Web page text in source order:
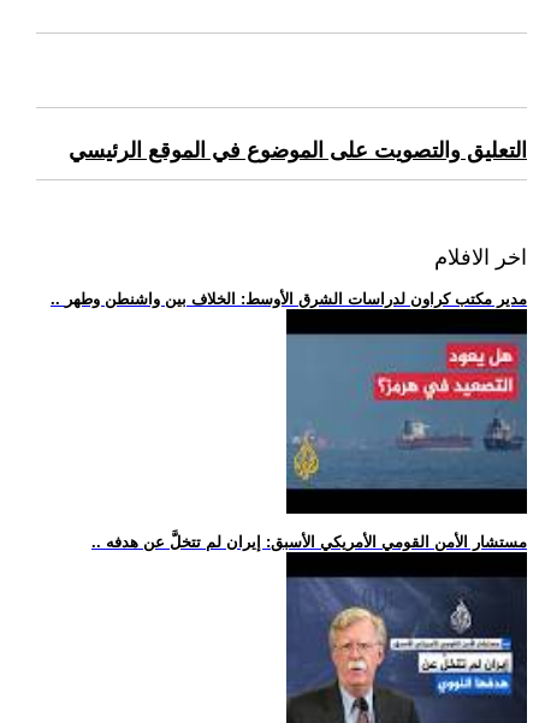
التعليق والتصويت على الموضوع في الموقع الرئيسي
اخر الافلام
.. مدير مكتب كراون لدراسات الشرق الأوسط: الخلاف بين واشنطن وطهر
.. مستشار الأمن القومي الأمريكي الأسبق: إيران لم تتخلَّ عن هدفه